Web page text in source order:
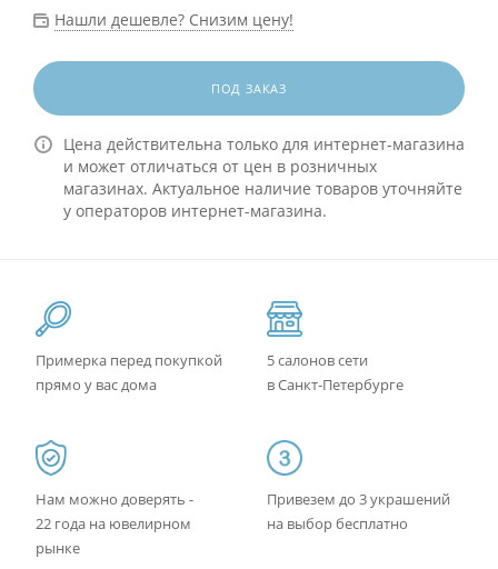
Нашли дешевле? Снизим цену!
ПОД ЗАКАЗ
Цена действительна только для интернет-магазина
и может отличаться от цен в розничных
магазинах. Актуальное наличие товаров уточняйте
у операторов интернет-магазина.
Примерка перед покупкой
прямо у вас дома
5 салонов сети
в Санкт-Петербурге
Нам можно доверять -
22 года на ювелирном
рынке
Привезем до 3 украшений
на выбор бесплатно